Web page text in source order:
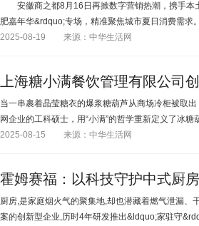
安徽商之都8月16日再掀数字营销热潮，携手本
肥嘉年华&rdquo;专场，精准聚焦城市夏日消费需求
2025-08-19
来源：中华生活网
上海糖小满餐饮管理有限公司
当一串裹着晶莹糖衣的爆浆糖葫芦从商场冷柜被取
网企业的工科硕士，用“小满”的哲学重新定义了冰
2025-08-15
来源：中华生活网
霍姆赛福：以科技守护中式厨
厨房,是家庭烟火气的聚集地,却也潜藏着燃气泄漏
案的创新型企业,历时4年研发推出&ldquo;家驻守